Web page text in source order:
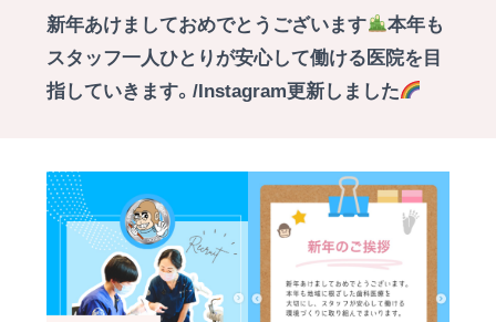
新年あけましておめでとうございます
本年も
スタッフ一人ひとりが安心して働ける医院を目
指していきます。/Instagram更新しました